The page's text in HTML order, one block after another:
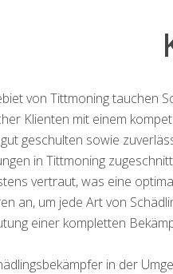
von Tittmoning tauchen
Klienten mit einem
geschulten sowie
in Tittmoning
vertraut, was eine
an, um jede Art von
einer kompletten
in der